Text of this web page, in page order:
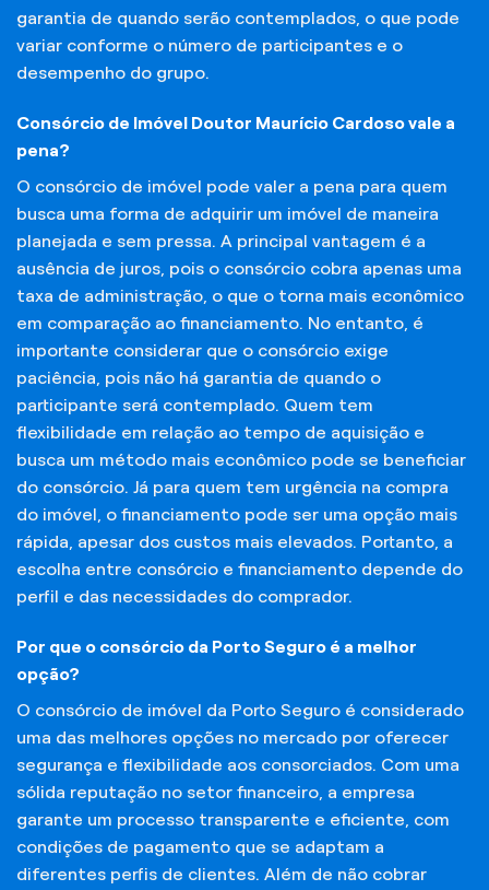
garantia de quando serão contemplados, o que pode
variar conforme o número de participantes e o
desempenho do grupo.
Consórcio de Imóvel Doutor Maurício Cardoso vale a
pena?
O consórcio de imóvel pode valer a pena para quem
busca uma forma de adquirir um imóvel de maneira
planejada e sem pressa. A principal vantagem é a
ausência de juros, pois o consórcio cobra apenas uma
taxa de administração, o que o torna mais econômico
em comparação ao financiamento. No entanto, é
importante considerar que o consórcio exige
paciência, pois não há garantia de quando o
participante será contemplado. Quem tem
flexibilidade em relação ao tempo de aquisição e
busca um método mais econômico pode se beneficiar
do consórcio. Já para quem tem urgência na compra
do imóvel, o financiamento pode ser uma opção mais
rápida, apesar dos custos mais elevados. Portanto, a
escolha entre consórcio e financiamento depende do
perfil e das necessidades do comprador.
Por que o consórcio da Porto Seguro é a melhor
opção?
O consórcio de imóvel da Porto Seguro é considerado
uma das melhores opções no mercado por oferecer
segurança e flexibilidade aos consorciados. Com uma
sólida reputação no setor financeiro, a empresa
garante um processo transparente e eficiente, com
condições de pagamento que se adaptam a
diferentes perfis de clientes. Além de não cobrar